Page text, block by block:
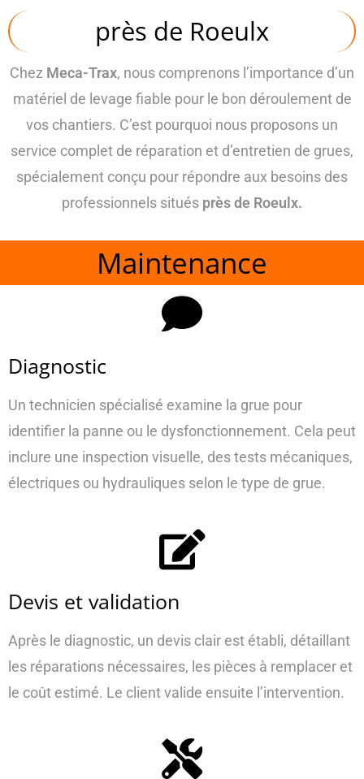
près de Roeulx
Chez Meca-Trax, nous comprenons l’importance d’un
matériel de levage fiable pour le bon déroulement de
vos chantiers. C’est pourquoi nous proposons un
service complet de réparation et d’entretien de grues,
spécialement conçu pour répondre aux besoins des
professionnels situés près de Roeulx.
Maintenance
Diagnostic
Un technicien spécialisé examine la grue pour
identifier la panne ou le dysfonctionnement. Cela peut
inclure une inspection visuelle, des tests mécaniques,
électriques ou hydrauliques selon le type de grue.
Devis et validation
Après le diagnostic, un devis clair est établi, détaillant
les réparations nécessaires, les pièces à remplacer et
le coût estimé. Le client valide ensuite l’intervention.